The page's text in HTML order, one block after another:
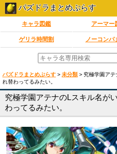
パズドラまとめぷらす
キャラ図鑑 アーマー
ゲリラ時間割 ノーコンパ
パズドラまとめぷらす > 未分類 > 究極学園ア
れ替わってるみたい。
究極学園アテナのLスキル名が
わってるみたい。